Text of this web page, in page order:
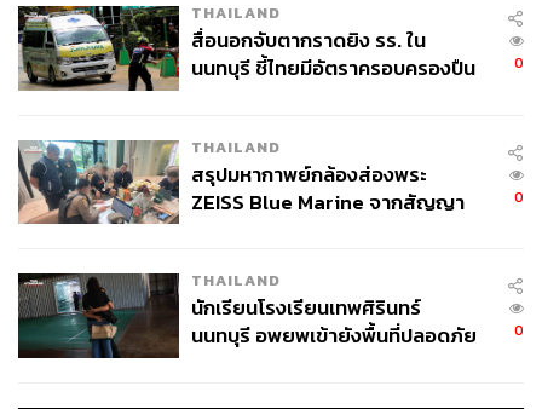
กฎหมายบ้านเมือง ทั้งไม่คำนึงถึงความปลอดภัยและความ
สงบเรียบร้อยของสังคมโดยรวมในสภาวะที่เกิดการระบาด
ของโรคติดเชื้อไวรัสโคโรนา 2019 ในวงกว้าง หากปล่อย
อีก ตาม ป.วิ.อ.มาตรา 108/1(3) ประกอบกับพนักงานสอบสวน
คัดค้านการประกันตัว จึงไม่มีเหตุที่จะปล่อยชั่วคราวระหว่าง
สอบสวน ให้ยกคำร้อง แจ้งคำสั่งให้ผู้ต้องหาและผู้ยื่นคำร้อง
ขอปล่อยชั่วคราวทราบโดยเร็วเป็นหนังสือโดยเร็ว
ขณะที่วันเดียวกัน ในส่วนของพริษฐ์ ที่ศาลอาญามีการ
ไต่สวนเพิกถอนการปล่อยชั่วคราว โดยภายหลังการไต่สวน
ศาลมีคำสั่งว่าพิเคราะห์คำร้องขอเพิกถอนการปล่อยชั่วคราว
เพิ่มเติมที่ 1 ฉบับลงวันที่วันนี้ทั้งสองฉบับ ประกอบพยานหลัก
THAILAND
สื่อนอกจับตากราดยิง รร. ใน
นนทบุรี ชี้ไทยมีอัตราครอบครองปืน
0
THAILAND
สรุปมหากาพย์กล้องส่องพระ
ZEISS Blue Marine จากสัญญา
จ่ายหนี้-แอบระบุแบรนด์
0
THAILAND
นักเรียนโรงเรียนเทพศิรินทร์
นนทบุรี อพยพเข้ายังพื้นที่ปลอดภัย
0